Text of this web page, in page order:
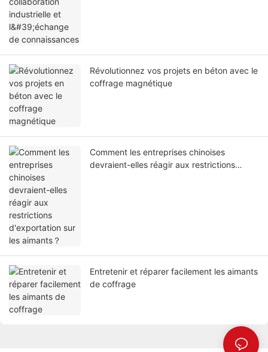
Révolutionnez vos projets en béton avec le
coffrage magnétique
Comment les entreprises chinoises
devraient-elles réagir aux restrictions
Entretenir et réparer facilement les aimants
de coffrage